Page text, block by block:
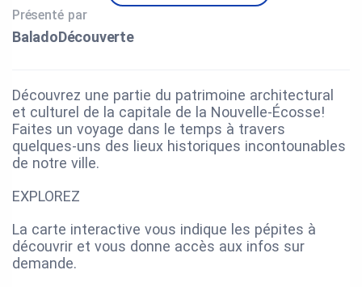
Présenté par
BaladoDécouverte
Découvrez une partie du patrimoine architectural
et culturel de la capitale de la Nouvelle-Écosse!
Faites un voyage dans le temps à travers
quelques-uns des lieux historiques incontounables
de notre ville.
EXPLOREZ
La carte interactive vous indique les pépites à
découvrir et vous donne accès aux infos sur
demande.